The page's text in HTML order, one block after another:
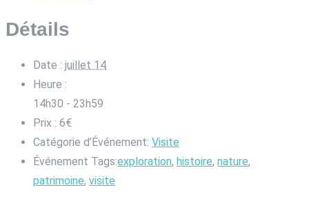
Détails
Date : juillet 14
Heure :
14h30 - 23h59
Prix : 6€
Catégorie d’Événement: Visite
Événement Tags:exploration, histoire, nature,
patrimoine, visite